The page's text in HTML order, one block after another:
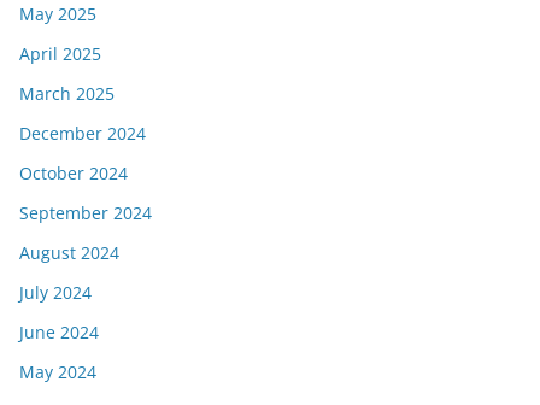
May 2025
April 2025
March 2025
December 2024
October 2024
September 2024
August 2024
July 2024
June 2024
May 2024